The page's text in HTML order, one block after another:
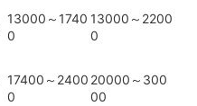
13000～1740
0
13000～2200
0
17400～2400
0
20000～300
00